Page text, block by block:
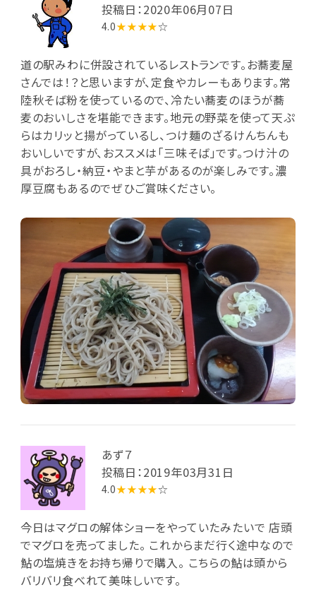
投稿日：2020年06月07日
4.0★★★★☆
道の駅みわに併設されているレストランです。お蕎麦屋
さんでは！？と思いますが、定食やカレーもあります。常
陸秋そば粉を使っているので、冷たい蕎麦のほうが蕎
麦のおいしさを堪能できます。地元の野菜を使って天ぷ
らはカリッと揚がっているし、つけ麺のざるけんちんも
おいしいですが、おススメは「三味そば」です。つけ汁の
具がおろし・納豆・やまと芋があるのが楽しみです。濃
厚豆腐もあるのでぜひご賞味ください。
あず７
投稿日：2019年03月31日
4.0★★★★☆
今日はマグロの解体ショーをやっていたみたいで 店頭
でマグロを売ってました。 これからまだ行く途中なので
鮎の塩焼きをお持ち帰りで購入。 こちらの鮎は頭から
バリバリ食べれて美味しいです。